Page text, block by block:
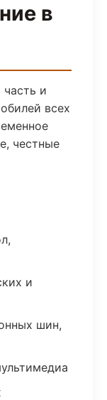
в
и
всех
честные
и
шин,